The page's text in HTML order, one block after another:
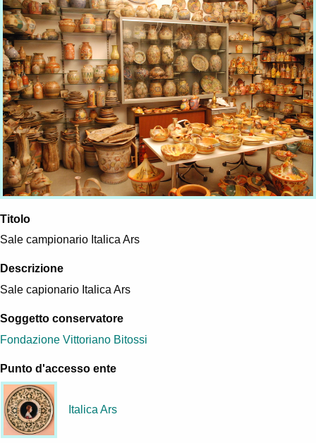
Titolo
Sale campionario Italica Ars
Descrizione
Sale capionario Italica Ars
Soggetto conservatore
Fondazione Vittoriano Bitossi
Punto d'accesso ente
Italica Ars